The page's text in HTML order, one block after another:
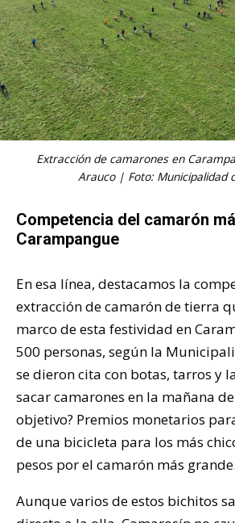
Extracción de camarones en
Arauco | Foto: Municipalidad
Competencia del camarón
Carampangue
En esa línea, destacamos la
extracción de camarón de tierra
marco de esta festividad en
500 personas, según la
se dieron cita con botas, tarros y
sacar camarones en la mañana
objetivo? Premios monetarios
de una bicicleta para los más
pesos por el camarón más grande.
Aunque varios de estos bichitos